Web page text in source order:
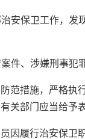
安保卫工作，发
件、涉嫌刑事犯
范措施，严格执
关部门应当给予
因履行治安保卫